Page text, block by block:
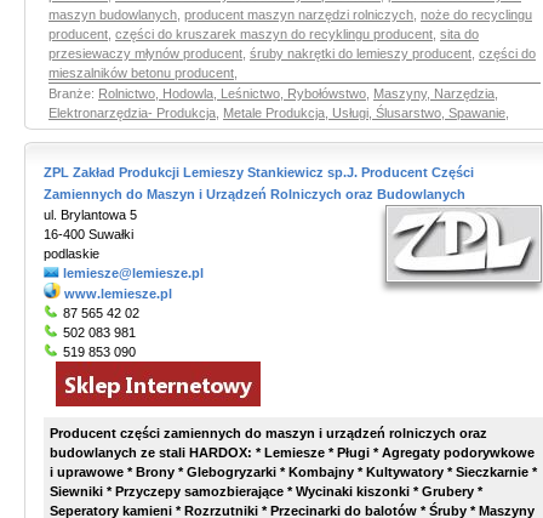
maszyn budowlanych producent maszyn narzędzi rolniczych noże do recyclingu
producent części do kruszarek maszyn do recyklingu producent sita do
przesiewaczy młynów producent śruby nakrętki do lemieszy producent części do
mieszalników betonu producent
Branże: Rolnictwo, Hodowla, Leśnictwo, Rybołówstwo Maszyny, Narzędzia,
Elektronarzędzia- Produkcja Metale Produkcja, Usługi, Ślusarstwo, Spawanie
ZPL Zakład Produkcji Lemieszy Stankiewicz sp.J. Producent Części
Zamiennych do Maszyn i Urządzeń Rolniczych oraz Budowlanych
ul. Brylantowa 5
16-400 Suwałki
podlaskie
lemiesze@lemiesze.pl
www.lemiesze.pl
87 565 42 02
502 083 981
519 853 090
Producent części zamiennych do maszyn i urządzeń rolniczych oraz
budowlanych ze stali HARDOX: * Lemiesze * Pługi * Agregaty podorywkowe
i uprawowe * Brony * Glebogryzarki * Kombajny * Kultywatory * Sieczkarnie *
Siewniki * Przyczepy samozbierające * Wycinaki kiszonki * Grubery *
Seperatory kamieni * Rozrzutniki * Przecinarki do balotów * Śruby * Maszyny